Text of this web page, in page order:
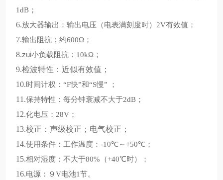
1dB ；
6.放大器输出：输出电压 （电表满刻度时）2V有效值；
7.输出阻抗：约600Ω ；
8.zui小负载阻抗： 10kΩ ；
9.检波特性：近似有效值；
10.时间计权： “F快”和“S慢”
；
11.保持特性：每分钟衰减不大于2dB ；
12.化电压： 28V ；
13.校正：声级校正；电气校正；
14.使用条件：工作温度： -10℃～+50℃；
15.相对湿度：不大于80%（+40℃时）
；
16.电源：９V电池1节。